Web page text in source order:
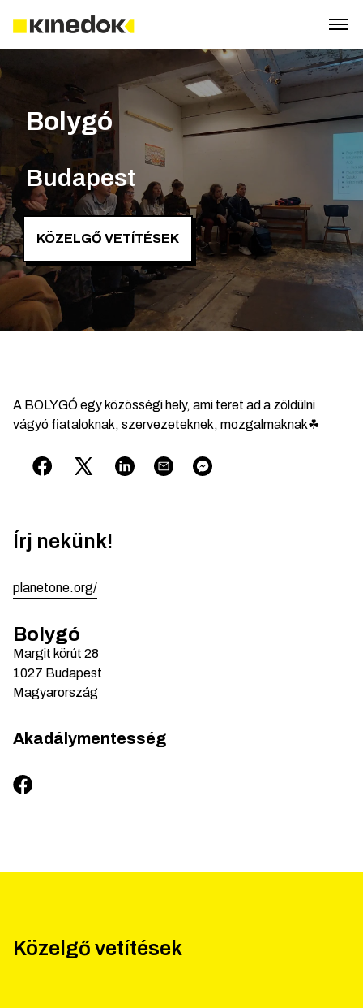
Bolygó
Budapest
KÖZELGŐ VETÍTÉSEK
A BOLYGÓ egy közösségi hely, ami teret ad a zöldülni
vágyó fiataloknak, szervezeteknek, mozgalmaknak☘
Írj nekünk!
planetone.org/
Bolygó
Margit körút 28
1027 Budapest
Magyarország
Akadálymentesség
Közelgő vetítések